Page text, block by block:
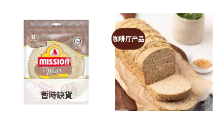
暫時缺貨
咖啡厅产品